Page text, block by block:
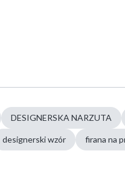
DESIGNERSKA NARZUTA
designerski wzór firana na